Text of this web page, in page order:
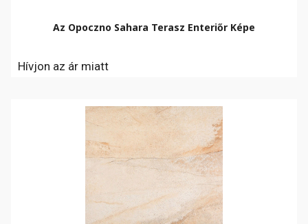
Az Opoczno Sahara Terasz Enteriőr Képe
Hívjon az ár miatt